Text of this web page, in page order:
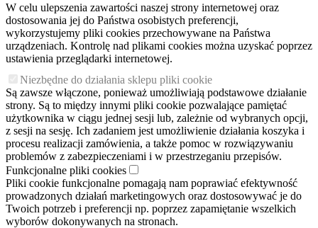
W celu ulepszenia zawartości naszej strony internetowej oraz
dostosowania jej do Państwa osobistych preferencji,
wykorzystujemy pliki cookies przechowywane na Państwa
urządzeniach. Kontrolę nad plikami cookies można uzyskać poprzez
ustawienia przeglądarki internetowej.
Niezbędne do działania sklepu pliki cookie
Są zawsze włączone, ponieważ umożliwiają podstawowe działanie
strony. Są to między innymi pliki cookie pozwalające pamiętać
użytkownika w ciągu jednej sesji lub, zależnie od wybranych opcji,
z sesji na sesję. Ich zadaniem jest umożliwienie działania koszyka i
procesu realizacji zamówienia, a także pomoc w rozwiązywaniu
problemów z zabezpieczeniami i w przestrzeganiu przepisów.
Funkcjonalne pliki cookies
Pliki cookie funkcjonalne pomagają nam poprawiać efektywność
prowadzonych działań marketingowych oraz dostosowywać je do
Twoich potrzeb i preferencji np. poprzez zapamiętanie wszelkich
wyborów dokonywanych na stronach.